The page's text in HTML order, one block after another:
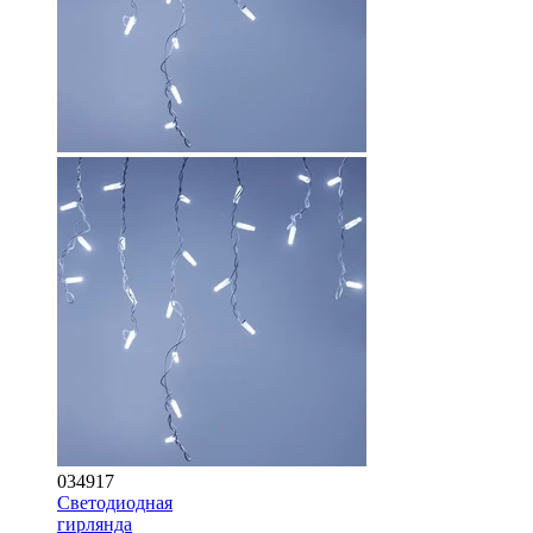
034917
Светодиодная
гирлянда